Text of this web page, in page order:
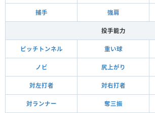
捕手 強肩
投手能力
ピッチトンネル 重い球
ノビ 尻上がり
対左打者 対右打者
対ランナー 奪三振